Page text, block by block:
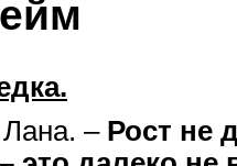
– Рост не